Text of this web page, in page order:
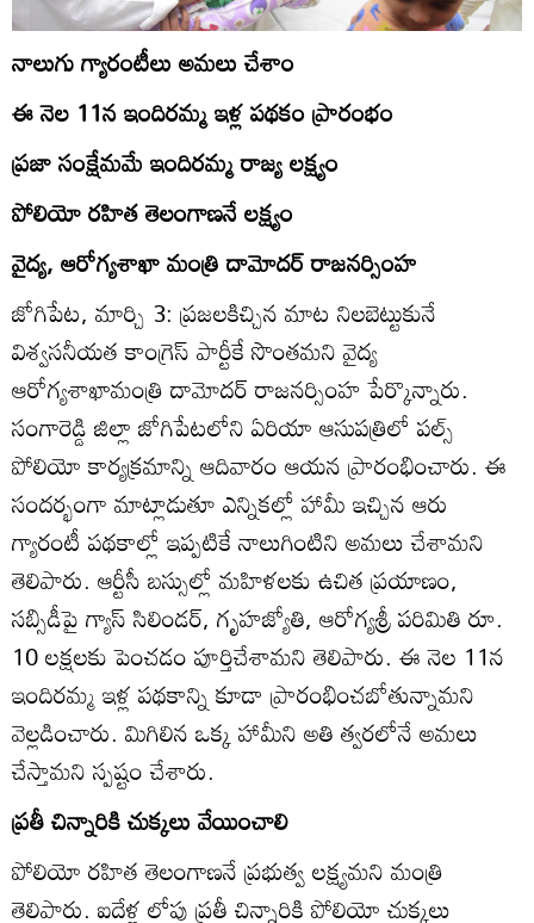
నాలుగు గ్యారంటీలు అమలు చేశాం
ఈ నెల 11న ఇందిరమ్మ ఇళ్ల పథకం ప్రారంభం
ప్రజా సంక్షేమమే ఇందిరమ్మ రాజ్య లక్ష్యం
పోలియో రహిత తెలంగాణనే లక్ష్యం
వైద్య, ఆరోగ్యశాఖా మంత్రి దామోదర్‌ రాజనర్సింహ
జోగిపేట, మార్చి 3: ప్రజలకిచ్చిన మాట నిలబెట్టుకునే
విశ్వసనీయత కాంగ్రెస్‌ పార్టీకే సొంతమని వైద్య
ఆరోగ్యశాఖామంత్రి దామోదర్‌ రాజనర్సింహ పేర్కొన్నారు.
సంగారెడ్డి జిల్లా జోగిపేటలోని ఏరియా ఆసుపత్రిలో పల్స్‌
పోలియో కార్యక్రమాన్ని ఆదివారం ఆయన ప్రారంభించారు. ఈ
సందర్భంగా మాట్లాడుతూ ఎన్నికల్లో హామీ ఇచ్చిన ఆరు
గ్యారంటీ పథకాల్లో ఇప్పటికే నాలుగింటిని అమలు చేశామని
తెలిపారు. ఆర్టీసీ బస్సుల్లో మహిళలకు ఉచిత ప్రయాణం,
సబ్సిడీపై గ్యాస్‌ సిలిండర్‌, గృహజ్యోతి, ఆరోగ్యశ్రీ పరిమితి రూ.
10 లక్షలకు పెంచడం పూర్తిచేశామని తెలిపారు. ఈ నెల 11న
ఇందిరమ్మ ఇళ్ల పథకాన్ని కూడా ప్రారంభించబోతున్నామని
వెల్లడించారు. మిగిలిన ఒక్క హామీని అతి త్వరలోనే అమలు
చేస్తామని స్పష్టం చేశారు.
ప్రతీ చిన్నారికి చుక్కలు వేయించాలి
పోలియో రహిత తెలంగాణనే ప్రభుత్వ లక్ష్యమని మంత్రి
తెలిపారు. ఐదేళ్ల లోపు ప్రతీ చిన్నారికి పోలియో చుక్కలు